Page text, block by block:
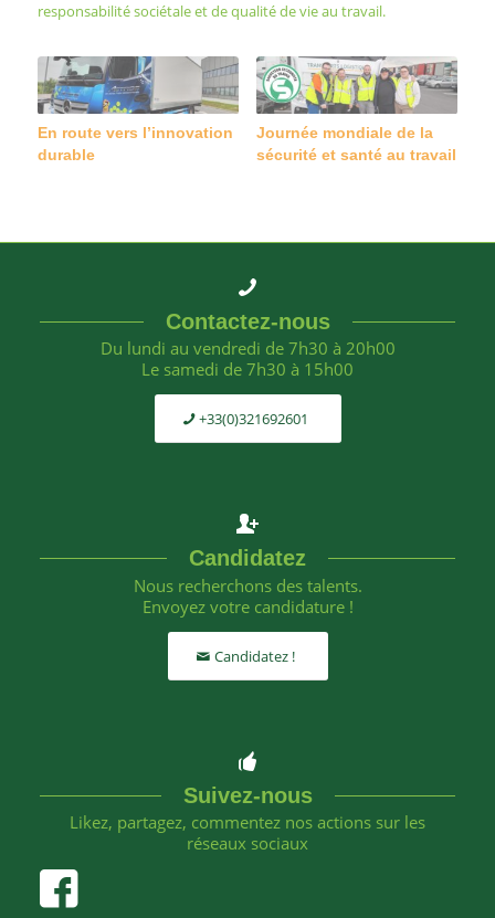
responsabilité sociétale et de qualité de vie au travail.
En route vers l’innovation
durable
Journée mondiale de la
sécurité et santé au travail
Salon Green Business
Forum
Acteur de la biodiversité
Contactez-nous
Du lundi au vendredi de 7h30 à 20h00
Le samedi de 7h30 à 15h00
+33(0)321692601
Candidatez
Nous recherchons des talents.
Envoyez votre candidature !
Candidatez !
Suivez-nous
Likez, partagez, commentez nos actions sur les
réseaux sociaux